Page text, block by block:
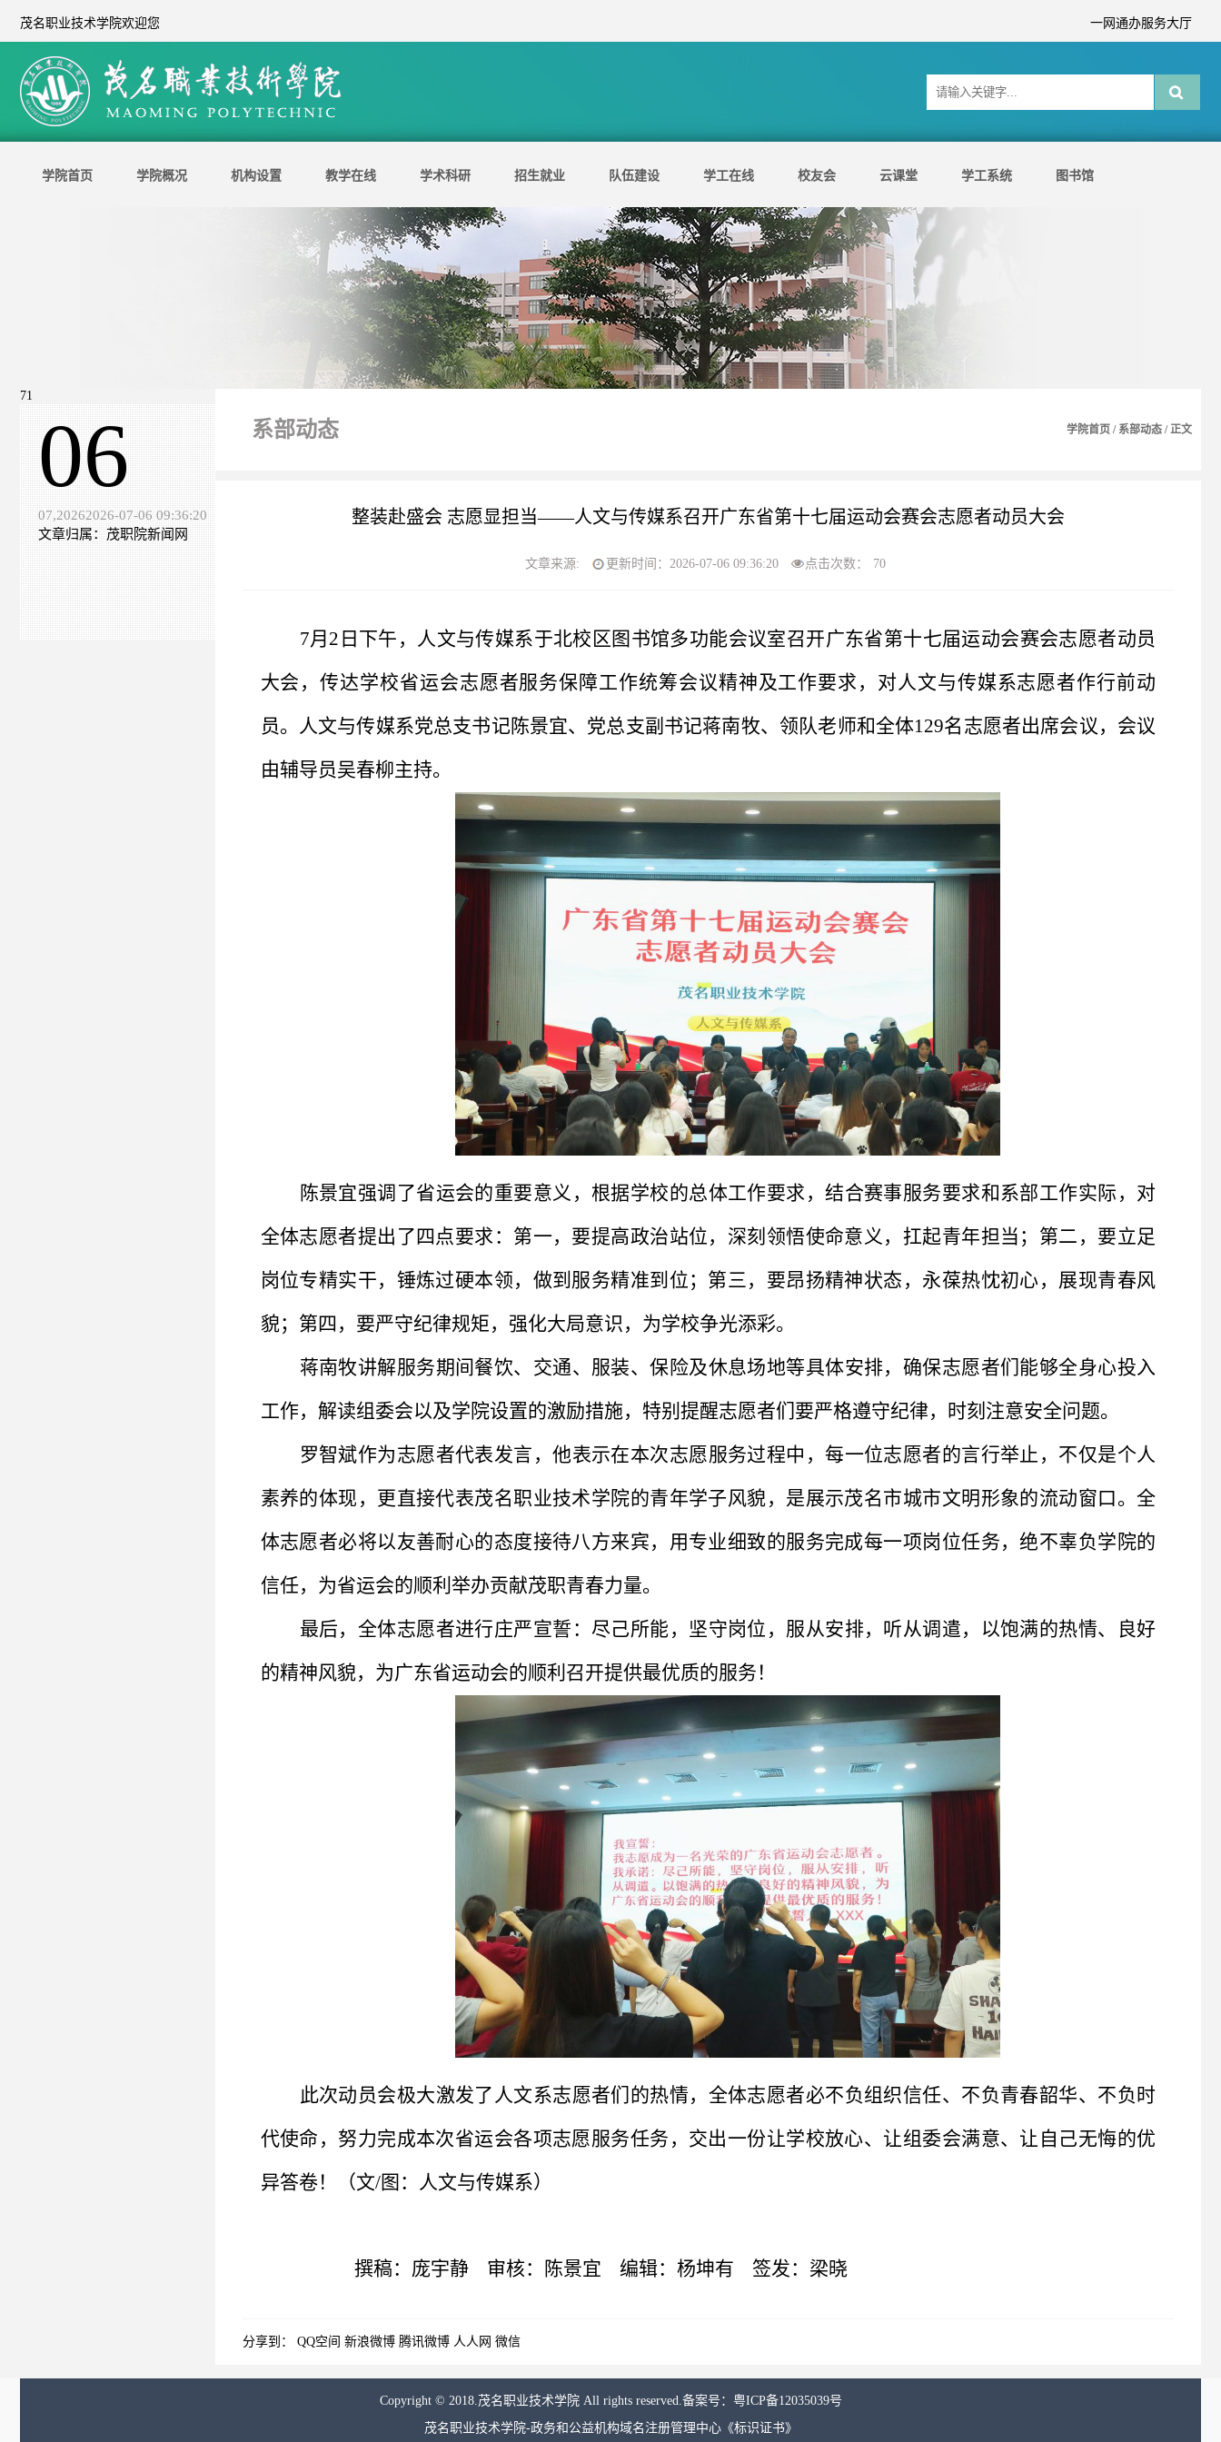
茂名职业技术学院欢迎您 一网通办服务大厅
学院首页 学院概况 机构设置 教学在线 学术科研 招生就业 队伍建设 学工在线 校友会 云课堂 学工系统 图书馆
系部动态 学院首页 / 系部动态 / 正文
71
06
07,20262026-07-06 09:36:20
文章归属：茂职院新闻网
整装赴盛会 志愿显担当——人文与传媒系召开广东省第十七届运动会赛会志愿者动员大会
文章来源: 更新时间：2026-07-06 09:36:20 点击次数： 70
7月2日下午，人文与传媒系于北校区图书馆多功能会议室召开广东省第十七届运动会赛会志愿者动员
大会，传达学校省运会志愿者服务保障工作统筹会议精神及工作要求，对人文与传媒系志愿者作行前动
员。人文与传媒系党总支书记陈景宜、党总支副书记蒋南牧、领队老师和全体129名志愿者出席会议，会议
由辅导员吴春柳主持。
陈景宜强调了省运会的重要意义，根据学校的总体工作要求，结合赛事服务要求和系部工作实际，对
全体志愿者提出了四点要求：第一，要提高政治站位，深刻领悟使命意义，扛起青年担当；第二，要立足
岗位专精实干，锤炼过硬本领，做到服务精准到位；第三，要昂扬精神状态，永葆热忱初心，展现青春风
貌；第四，要严守纪律规矩，强化大局意识，为学校争光添彩。
蒋南牧讲解服务期间餐饮、交通、服装、保险及休息场地等具体安排，确保志愿者们能够全身心投入
工作，解读组委会以及学院设置的激励措施，特别提醒志愿者们要严格遵守纪律，时刻注意安全问题。
罗智斌作为志愿者代表发言，他表示在本次志愿服务过程中，每一位志愿者的言行举止，不仅是个人
素养的体现，更直接代表茂名职业技术学院的青年学子风貌，是展示茂名市城市文明形象的流动窗口。全
体志愿者必将以友善耐心的态度接待八方来宾，用专业细致的服务完成每一项岗位任务，绝不辜负学院的
信任，为省运会的顺利举办贡献茂职青春力量。
最后，全体志愿者进行庄严宣誓：尽己所能，坚守岗位，服从安排，听从调遣，以饱满的热情、良好
的精神风貌，为广东省运动会的顺利召开提供最优质的服务！
此次动员会极大激发了人文系志愿者们的热情，全体志愿者必不负组织信任、不负青春韶华、不负时
代使命，努力完成本次省运会各项志愿服务任务，交出一份让学校放心、让组委会满意、让自己无悔的优
异答卷！
（文/图：人文与传媒系）
撰稿：庞宇静 审核：陈景宜 编辑：杨坤有 签发：梁晓
分享到： QQ空间 新浪微博 腾讯微博 人人网 微信
Copyright © 2018.茂名职业技术学院 All rights reserved.备案号： 粤ICP备12035039号
茂名职业技术学院-政务和公益机构域名注册管理中心《标识证书》